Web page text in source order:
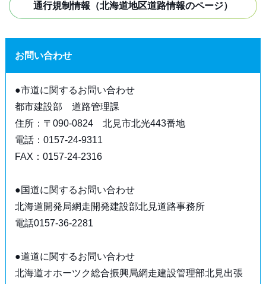
通行規制情報（北海道地区道路情報のページ）
お問い合わせ
●市道に関するお問い合わせ
都市建設部 道路管理課
住所：〒090-0824 北見市北光443番地
電話：0157-24-9311
FAX：0157-24-2316
●国道に関するお問い合わせ
北海道開発局網走開発建設部北見道路事務所
電話0157-36-2281
●道道に関するお問い合わせ
北海道オホーツク総合振興局網走建設管理部北見出張